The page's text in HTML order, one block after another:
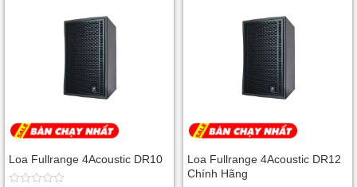
Loa Fullrange 4Acoustic DR10
Loa Fullrange 4Acoustic DR12
Chính Hãng